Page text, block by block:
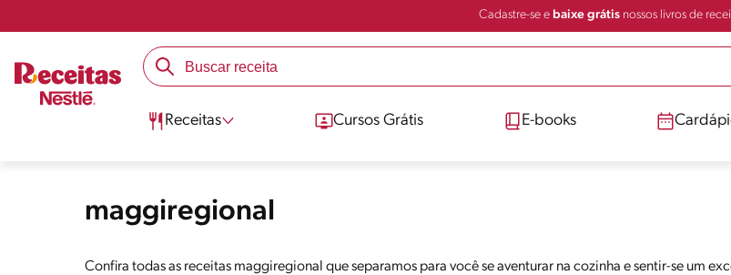
Cadastre-se e baixe grátisnossos livros de
Receitas Cursos Grátis E-books
maggiregional
Confira todas as receitas maggiregional que separamos para você se aventurar na cozinha e sentir-se um